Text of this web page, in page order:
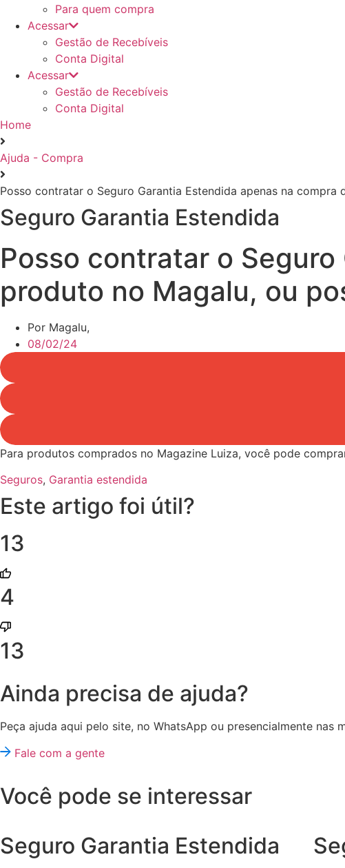
Para quem compra
Acessar
Gestão de Recebíveis
Conta Digital
Acessar
Gestão de Recebíveis
Conta Digital
Home
Ajuda - Compra
Posso contratar o Seguro Garantia Estendida apenas na
Seguro Garantia Estendida
Posso contratar o
produto no Magalu, ou
Por Magalu,
08/02/24
Para produtos comprados no Magazine Luiza, você pode
Seguros, Garantia estendida
Este artigo foi útil?
13
4
13
Ainda precisa de ajuda?
Peça ajuda aqui pelo site, no WhatsApp ou presencialmente nas
Fale com a gente
Você pode se interessar
Seguro Garantia Estendida